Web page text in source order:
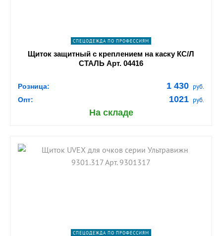
СПЕЦОДЕЖДА ПО ПРОФЕССИЯМ
Щиток защитный с креплением на каску КС/Л
СТАЛЬ Арт. 04416
Розница: 1 430 руб.
Опт: 1021 руб.
На складе
shopping_cart В КОРЗИНУ
СПЕЦОДЕЖДА ПО ПРОФЕССИЯМ